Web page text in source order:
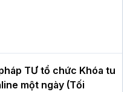
tái đắc
phố Hải
TƯ tổ chức Khóa tu
một ngày (Tối